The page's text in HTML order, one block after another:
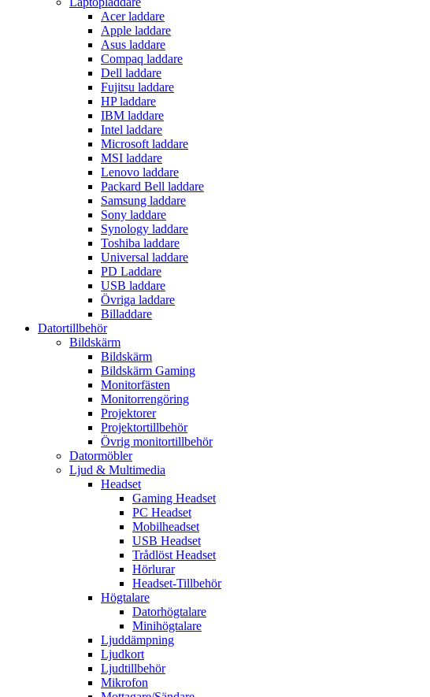
Acer laddare
Apple laddare
Asus laddare
Compaq laddare
Dell laddare
Fujitsu laddare
HP laddare
IBM laddare
Intel laddare
Microsoft laddare
MSI laddare
Lenovo laddare
Packard Bell laddare
Samsung laddare
Sony laddare
Synology laddare
Toshiba laddare
Universal laddare
PD Laddare
USB laddare
Övriga laddare
Billaddare
Datortillbehör
Bildskärm
Bildskärm
Bildskärm Gaming
Monitorfästen
Monitorrengöring
Projektorer
Projektortillbehör
Övrig monitortillbehör
Datormöbler
Ljud & Multimedia
Headset
Gaming Headset
PC Headset
Mobilheadset
USB Headset
Trådlöst Headset
Hörlurar
Headset-Tillbehör
Högtalare
Datorhögtalare
Minihögtalare
Ljuddämpning
Ljudkort
Ljudtillbehör
Mikrofon